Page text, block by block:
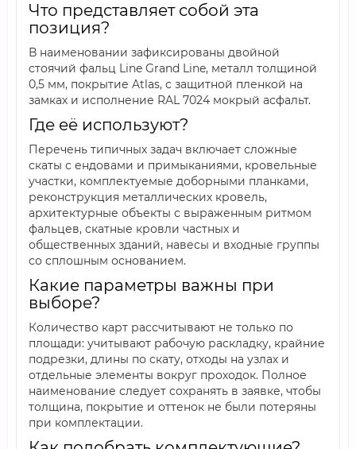
Что представляет собой эта
позиция?
В наименовании зафиксированы двойной
стоячий фальц Line Grand Line, металл толщиной
0,5 мм, покрытие Atlas, с защитной пленкой на
замках и исполнение RAL 7024 мокрый асфальт.
Где её используют?
Перечень типичных задач включает сложные
скаты с ендовами и примыканиями, кровельные
участки, комплектуемые доборными планками,
реконструкция металлических кровель,
архитектурные объекты с выраженным ритмом
фальцев, скатные кровли частных и
общественных зданий, навесы и входные группы
со сплошным основанием.
Какие параметры важны при
выборе?
Количество карт рассчитывают не только по
площади: учитывают рабочую раскладку, крайние
подрезки, длины по скату, отходы на узлах и
отдельные элементы вокруг проходок. Полное
наименование следует сохранять в заявке, чтобы
толщина, покрытие и оттенок не были потеряны
при комплектации.